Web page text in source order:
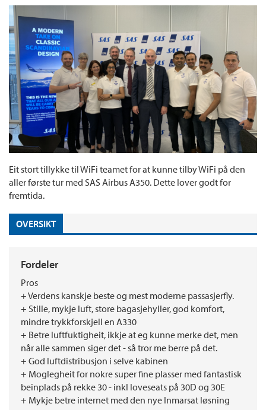
Eit stort tillykke til WiFi teamet for at kunne tilby WiFi på den
aller første tur med SAS Airbus A350. Dette lover godt for
fremtida.
OVERSIKT
Fordeler
Pros
+ Verdens kanskje beste og mest moderne passasjerfly.
+ Stille, mykje luft, store bagasjehyller, god komfort,
mindre trykkforskjell en A330
+ Betre luftfuktigheit, ikkje at eg kunne merke det, men
når alle sammen siger det - så tror me berre på det.
+ God luftdistribusjon i selve kabinen
+ Moglegheit for nokre super fine plasser med fantastisk
beinplads på rekke 30 - inkl loveseats på 30D og 30E
+ Mykje betre internet med den nye Inmarsat løsning